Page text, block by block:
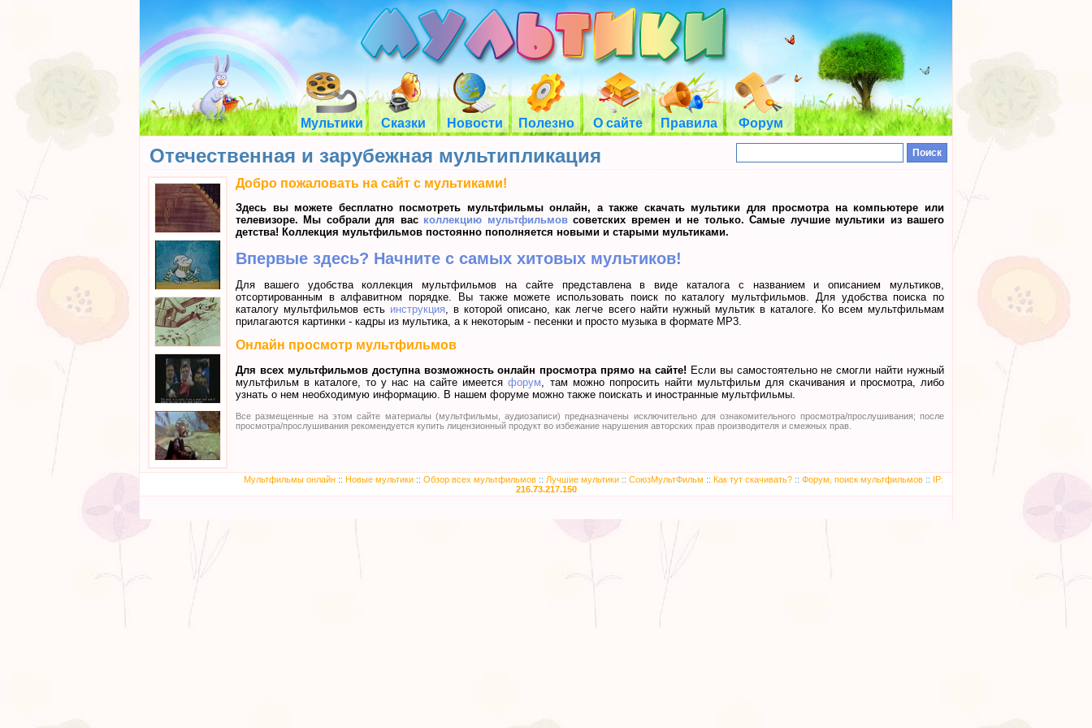
Мультики Сказки Новости Полезно О сайте Правила Форум
Отечественная и зарубежная мультипликация
Добро пожаловать на сайт с мультиками!
Здесь вы можете бесплатно посмотреть мультфильмы онлайн, а также скачать мультики для просмотра на компьютере или
телевизоре. Мы собрали для вас коллекцию мультфильмовсоветских времен и не только. Самые лучшие мультики из вашего
детства! Коллекция мультфильмов постоянно пополняется новыми и старыми мультиками.
Впервые здесь? Начните с самых хитовых мультиков!
Для вашего удобства коллекция мультфильмов на сайте представлена в виде каталога с названием и описанием мультиков,
отсортированным в алфавитном порядке. Вы также можете использовать поиск по каталогу мультфильмов. Для удобства поиска по
каталогу мультфильмов есть инструкция , в которой описано, как легче всего найти нужный мультик в каталоге. Ко всем мультфильмам
прилагаются картинки - кадры из мультика, а к некоторым - песенки и просто музыка в формате MP3.
Онлайн просмотр мультфильмов
Для всех мультфильмов доступна возможность онлайн просмотра прямо на сайте! Если вы самостоятельно не смогли найти нужный
мультфильм в каталоге, то у нас на сайте имеетсяфорум , там можно попросить найти мультфильм для скачивания и просмотра, либо
узнать о нем необходимую информацию. В нашем форуме можно также поискать и иностранные мультфильмы.
Все размещенные на этом сайте материалы (мультфильмы, аудиозаписи) предназначены исключительно для ознакомительного просмотра/прослушивания; после
просмотра/прослушивания рекомендуется купить лицензионный продукт во избежание нарушения авторских прав производителя и смежных прав.
Мультфильмы онлайн:: Новые мультики:: Обзор всех мультфильмов:: Лучшие мультики:: СоюзМультФильм :: Как тут скачивать?:: Форум, поиск мультфильмов:: IP:
216.73.217.150